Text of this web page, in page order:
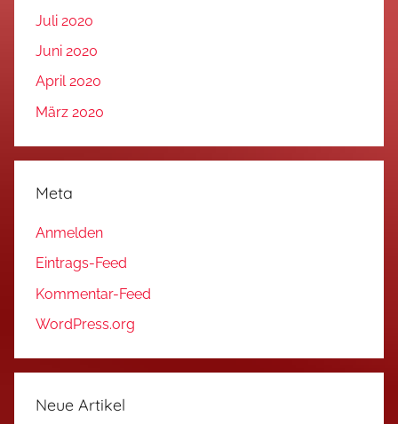
Juli 2020
Juni 2020
April 2020
März 2020
Meta
Anmelden
Eintrags-Feed
Kommentar-Feed
WordPress.org
Neue Artikel